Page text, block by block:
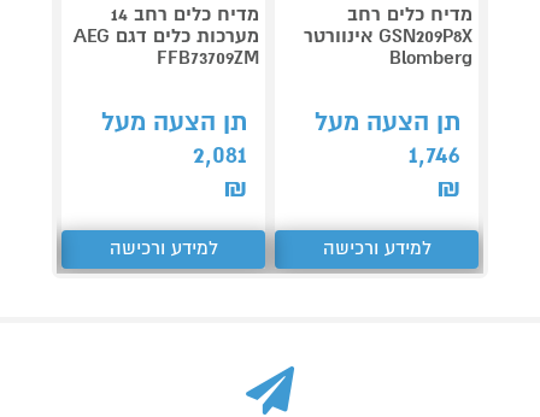
מדיח כלים רחב
GSN209P8X אינוורטר
Blomberg
תן הצעה מעל
1,746
₪
למידע ורכישה
מדיח כלים רחב 14
מערכות כלים דגם AEG
FFB73709ZM
תן הצעה מעל
2,081
₪
למידע ורכישה